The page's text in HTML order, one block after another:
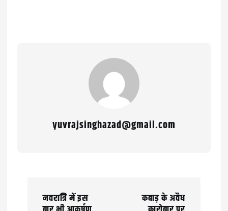
yuvrajsinghazad@gmail.com
नवरात्रि में इस कबाड़ के अवैध